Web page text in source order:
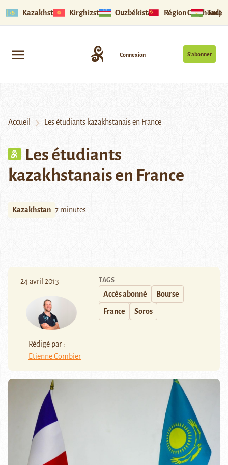
Kazakhstan Kirghizstan Ouzbékistan Région Ouïghoure
S’abonner
Connexion
Accueil Les étudiants kazakhstanais en France
Les étudiants
kazakhstanais en France
Kazakhstan 7 minutes
24 avril 2013
Rédigé par :
Etienne Combier
TAGS
Accès abonné Bourse
France Soros